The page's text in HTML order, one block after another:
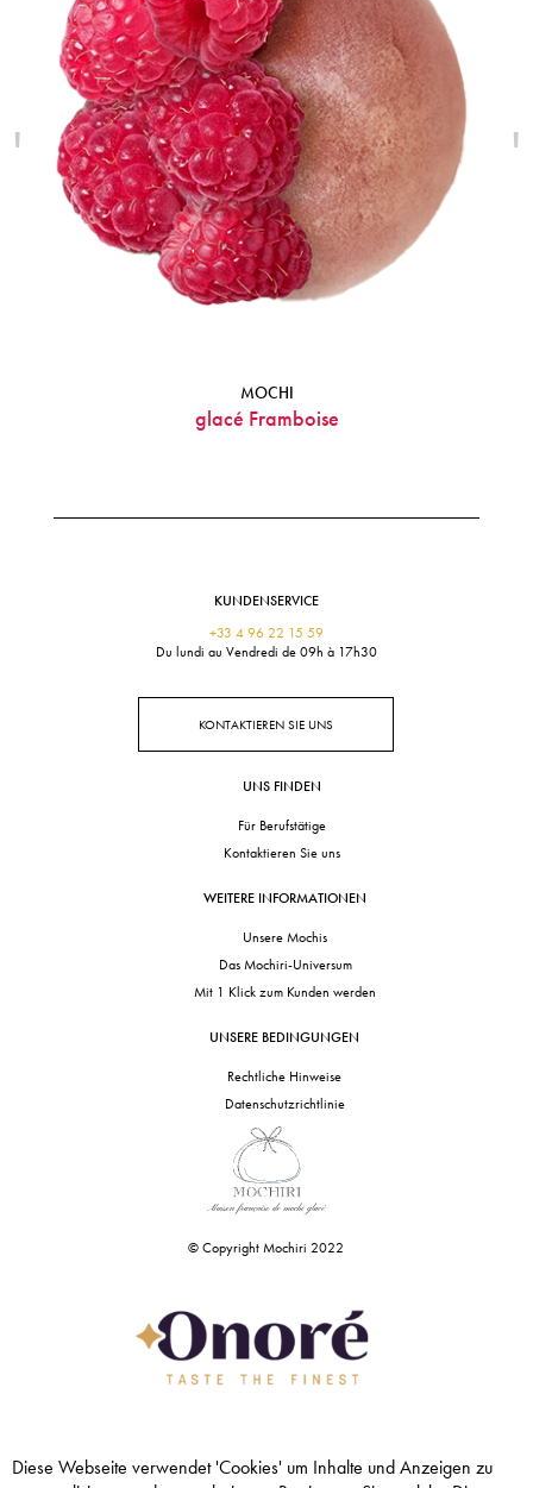
MOCHI
glacé Framboise
' '
KUNDENSERVICE
+33 4 96 22 15 59
Du lundi au Vendredi de 09h à 17h30
KONTAKTIEREN SIE UNS
UNS FINDEN
Für Berufstätige
Kontaktieren Sie uns
WEITERE INFORMATIONEN
Unsere Mochis
Das Mochiri-Universum
Mit 1 Klick zum Kunden werden
UNSERE BEDINGUNGEN
Rechtliche Hinweise
Datenschutzrichtlinie
© Copyright Mochiri 2022
Diese Webseite verwendet 'Cookies' um Inhalte und Anzeigen zu